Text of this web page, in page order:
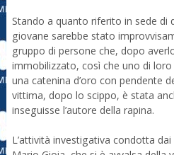
Stando a quanto riferito in sede di
giovane sarebbe stato
gruppo di persone che, dopo
immobilizzato, così che uno di
una catenina d’oro con pendente
vittima, dopo lo scippo, è stata
inseguisse l’autore della rapina.
L’attività investigativa condotta